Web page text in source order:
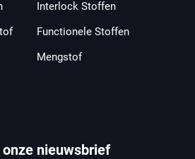
Interlock Stoffen
Functionele Stoffen
Mengstof
nieuwsbrief